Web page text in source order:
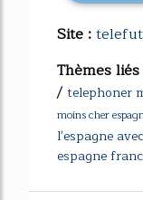
Site :
Thèmes
/ telephoner
moins cher
l'espagne
espagne